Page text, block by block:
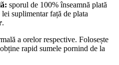
sporul de 100% înseamnă plată
suplimentar față de plata
.
a orelor respective. Folosește
rapid sumele pornind de la